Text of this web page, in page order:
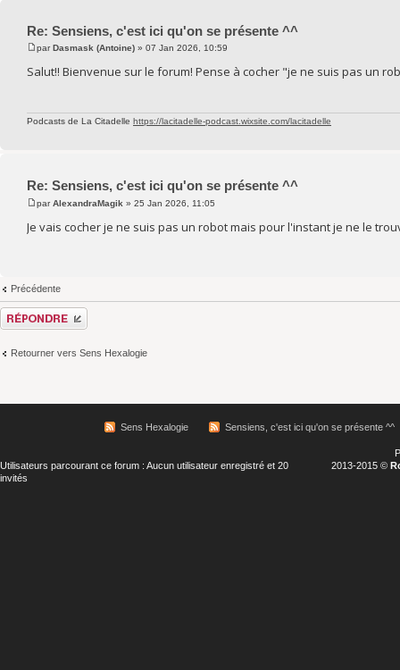
Re: Sensiens, c'est ici qu'on se présente ^^
parDasmask (Antoine) » 07 Jan 2026, 10:59
Salut!! Bienvenue sur le forum! Pense à cocher "je ne suis pas un
Podcasts de La Citadelle https://lacitadelle-podcast.wixsite.com/lacitadelle
Re: Sensiens, c'est ici qu'on se présente ^^
parAlexandraMagik » 25 Jan 2026, 11:05
Je vais cocher je ne suis pas un robot mais pour l'instant je ne le
Précédente
Répondre
Retourner vers Sens Hexalogie
Sens Hexalogie Sensiens, c'est ici qu'on se présente ^^
Utilisateurs parcourant ce forum : Aucun utilisateur enregistré et 20
invités
2013-2015 ©